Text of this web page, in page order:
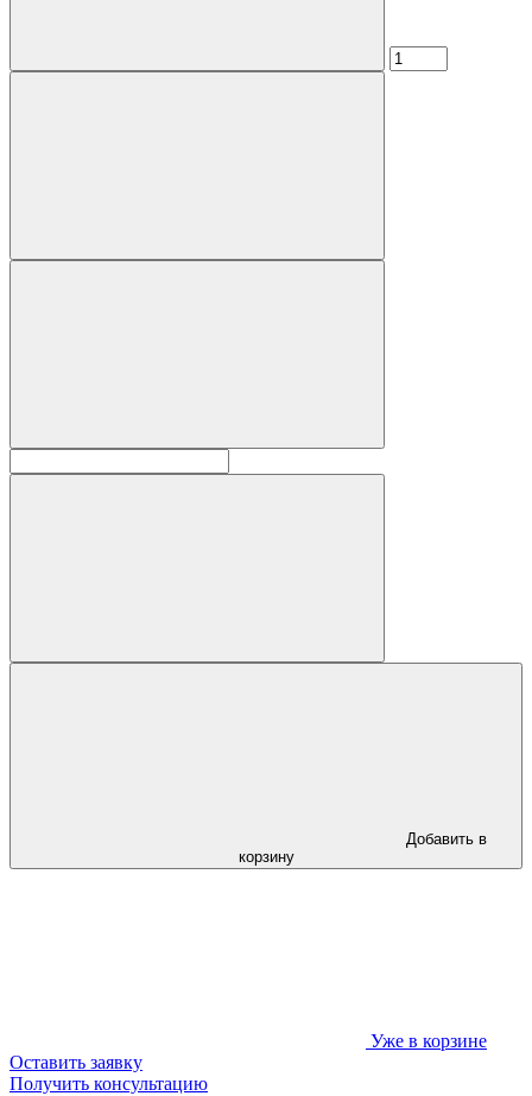
корзину
Уже в корзине
Оставить заявку
Получить консультацию